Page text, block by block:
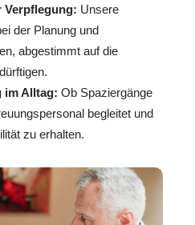
Verpflegung: Unsere
der Planung und
abgestimmt auf die
im Alltag: Ob Spaziergänge
begleitet und
zu erhalten.